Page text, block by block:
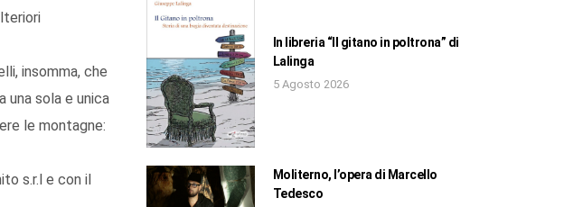
insomma, che
una sola e unica
le montagne:
s.r.l e con il
In libreria “Il gitano in poltrona” di
Lalinga
5 Agosto 2026
Moliterno, l’opera di Marcello
Tedesco